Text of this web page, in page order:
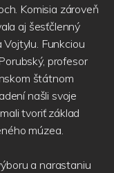
Komisia zároveň
aj šesťčlenný
Funkciou
profesor
štátnom
našli svoje
tvoriť základ
múzea.
a narastaniu